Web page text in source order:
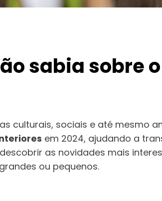
sabia sobre
culturais, sociais e até mesmo
em 2024, ajudando a
as novidades mais
ou pequenos.